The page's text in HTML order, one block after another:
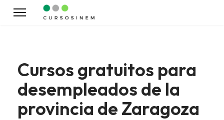
Cursos gratuitos para
desempleados de la
provincia de Zaragoza